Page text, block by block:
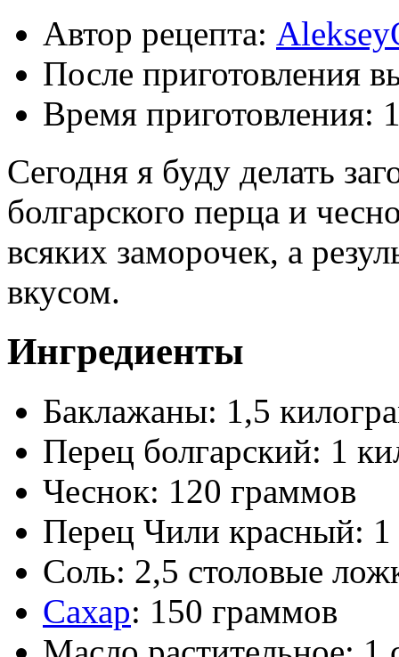
Автор рецепта:
После приготовления
Время приготовления:
Сегодня я буду делать
болгарского перца и
всяких заморочек, а
вкусом.
Ингредиенты
Баклажаны: 1,5
Перец болгарский: 1
Чеснок: 120 граммов
Перец Чили красный: 1
Соль: 2,5 столовые
Сахар: 150 граммов